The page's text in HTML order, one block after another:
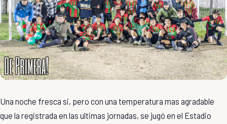
Una noche fresca si, pero con una temperatura mas agradable
que la registrada en las ultimas jornadas, se jugó en el Estadio